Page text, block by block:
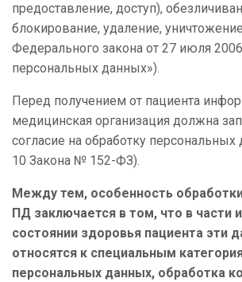
предоставление, доступ),
блокирование, удаление, уничтожение
Федерального закона от 27 июля
персональных данных»).
Перед получением от пациента
медицинская организация должна
согласие на обработку персональных
10 Закона № 152-ФЗ).
Между тем, особенность
ПД заключается в том, что в части
состоянии здоровья пациента эти
относятся к специальным
персональных данных, обработка